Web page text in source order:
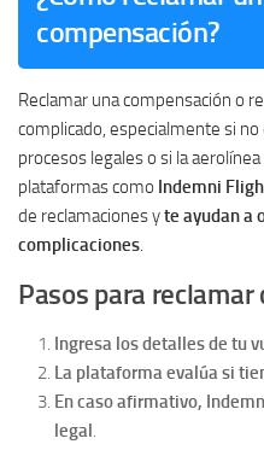
compensación?
Reclamar una compensación o
complicado, especialmente si
procesos legales o si la
plataformas como Indemni
de reclamaciones yte ayudan a
complicaciones
Pasos para
Ingresa los detalles de tu
La plataforma evalúa si
En caso afirmativo,
legal